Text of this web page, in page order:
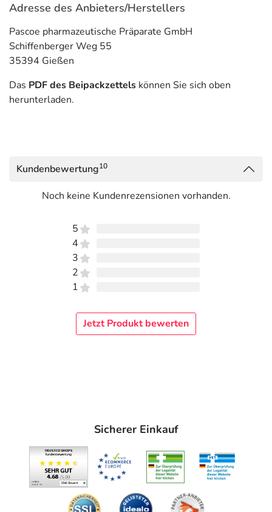
Adresse des Anbieters/Herstellers
Pascoe pharmazeutische Präparate GmbH
Schiffenberger Weg 55
35394 Gießen
Das PDF des Beipackzettels können Sie sich oben
herunterladen.
Kundenbewertung10
Noch keine Kundenrezensionen vorhanden.
5
4
3
2
1
Jetzt Produkt bewerten
Sicherer Einkauf